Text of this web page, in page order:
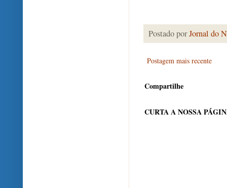
Postado porJornal do
Postagem mais recente
Compartilhe
CURTA A NOSSA